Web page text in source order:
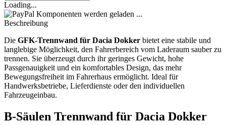
Loading...
Komponenten werden geladen ...
Beschreibung
Die GFK-Trennwand für Dacia Dokker bietet eine stabile und
langlebige Möglichkeit, den Fahrerbereich vom Laderaum sauber zu
trennen. Sie überzeugt durch ihr geringes Gewicht, hohe
Passgenauigkeit und ein komfortables Design, das mehr
Bewegungsfreiheit im Fahrerhaus ermöglicht. Ideal für
Handwerksbetriebe, Lieferdienste oder den individuellen
Fahrzeugeinbau.
B-Säulen Trennwand für Dacia Dokker